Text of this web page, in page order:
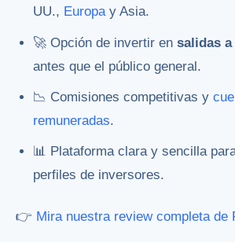
UU., Europay Asia.
🚀 Opción de invertir ensalidas a
antes que el público general.
📉 Comisiones competitivas y
remuneradas.
📊 Plataforma clara y sencilla
perfiles de inversores.
👉 Mira nuestra review completa de